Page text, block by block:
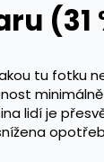
(31
tu fotku
lidí je